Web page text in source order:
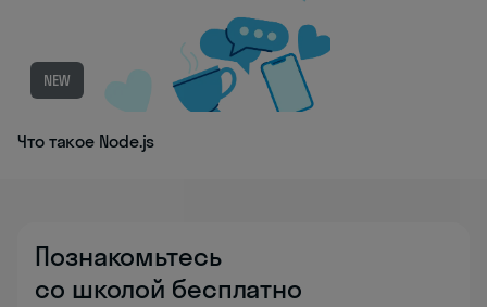
NEW
Что такое Node.js
Познакомьтесь
со школой бесплатно